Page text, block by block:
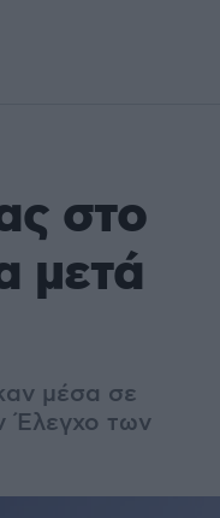
στο
μετά
μέσα σε
Έλεγχο των